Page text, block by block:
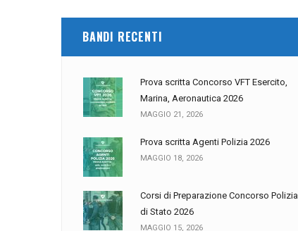
BANDI RECENTI
Prova scritta Concorso VFT Esercito,
Marina, Aeronautica 2026
MAGGIO 21, 2026
Prova scritta Agenti Polizia 2026
MAGGIO 18, 2026
Corsi di Preparazione Concorso Polizia
di Stato 2026
MAGGIO 15, 2026